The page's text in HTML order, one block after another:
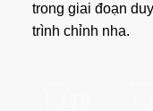
trong giai đoạn
trình chỉnh nha.